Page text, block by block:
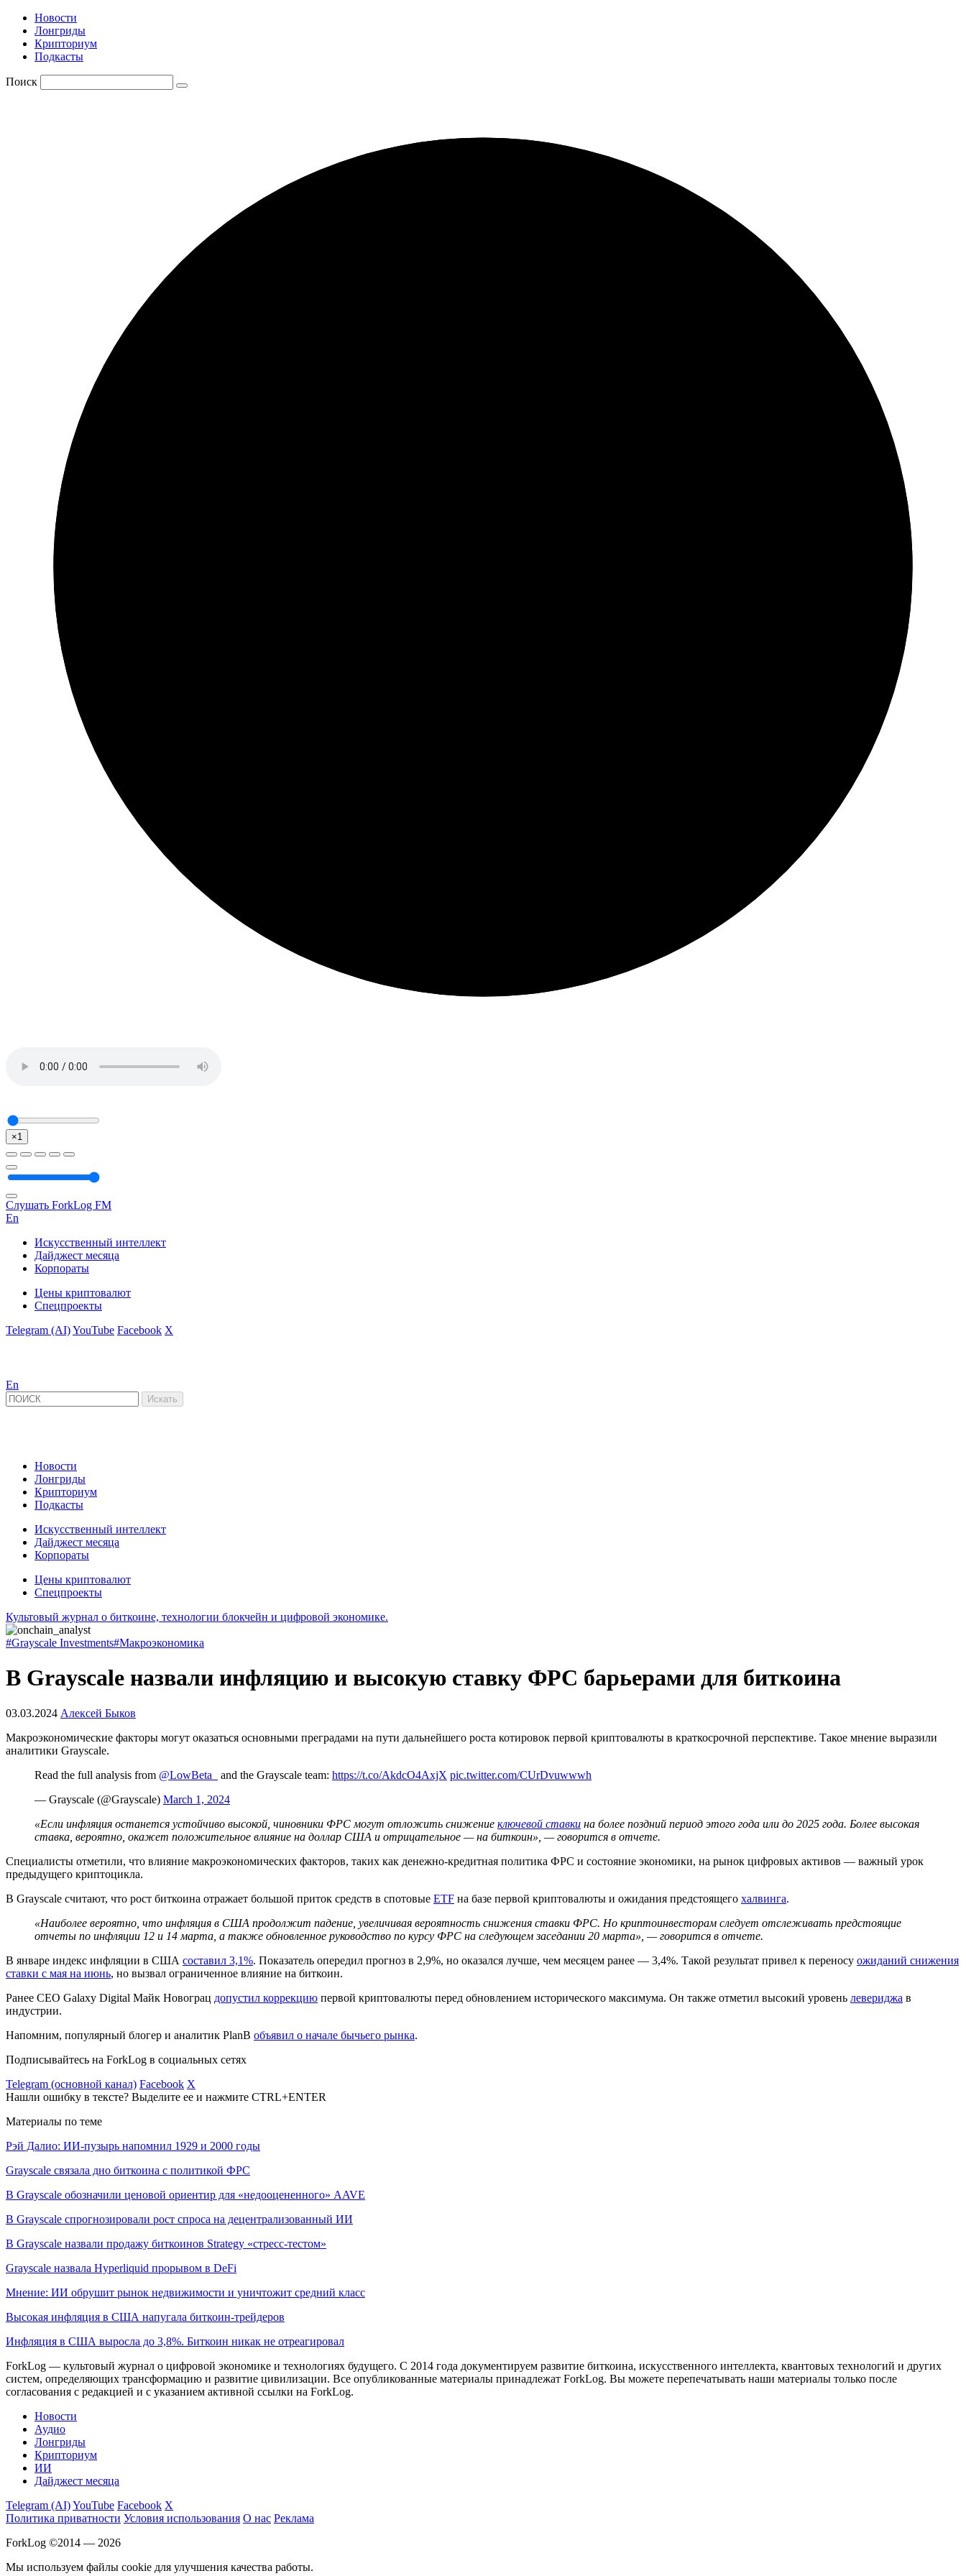
Новости
Лонгриды
Крипториум
Подкасты
Поиск
×1
Слушать ForkLog FM
En
Искусственный интеллект
Дайджест месяца
Корпораты
Цены криптовалют
Спецпроекты
Telegram (AI)YouTube Facebook X
En
Новости
Лонгриды
Крипториум
Подкасты
Искусственный интеллект
Дайджест месяца
Корпораты
Цены криптовалют
Спецпроекты
Культовый журнал о биткоине, технологии блокчейн и цифровой экономике.
#Grayscale Investments#Макроэкономика
В Grayscale назвали инфляцию и высокую ставку ФРС барьерами для биткоина
03.03.2024 Алексей Быков
Макроэкономические факторы могут оказаться основными преградами на пути дальнейшего роста котировок первой криптовалюты в краткосрочной перспективе. Такое мнение выразили
аналитики Grayscale.
Read the full analysis from @LowBeta_ and the Grayscale team: https://t.co/AkdcO4AxjX pic.twitter.com/CUrDvuwwwh
— Grayscale (@Grayscale) March 1, 2024
«Если инфляция останется устойчиво высокой, чиновники ФРС могут отложить снижение ключевой ставки на более поздний период этого года или до 2025 года. Более высокая
ставка, вероятно, окажет положительное влияние на доллар США и отрицательное — на биткоин», — говорится в отчете.
Специалисты отметили, что влияние макроэкономических факторов, таких как денежно-кредитная политика ФРС и состояние экономики, на рынок цифровых активов — важный урок
предыдущего криптоцикла.
В Grayscale считают, что рост биткоина отражает большой приток средств в спотовые ETF на базе первой криптовалюты и ожидания предстоящего халвинга.
«Наиболее вероятно, что инфляция в США продолжит падение, увеличивая вероятность снижения ставки ФРС. Но криптоинвесторам следует отслеживать предстоящие
отчеты по инфляции 12 и 14 марта, а также обновленное руководство по курсу ФРС на следующем заседании 20 марта», — говорится в отчете.
В январе индекс инфляции в США составил 3,1%. Показатель опередил прогноз в 2,9%, но оказался лучше, чем месяцем ранее — 3,4%. Такой результат привел к переносу ожиданий снижения
ставки с мая на июнь, но вызвал ограниченное влияние на биткоин.
Ранее CEO Galaxy Digital Майк Новограц допустил коррекцию первой криптовалюты перед обновлением исторического максимума. Он также отметил высокий уровень левериджа в
индустрии.
Напомним, популярный блогер и аналитик PlanB объявил о начале бычьего рынка.
Подписывайтесь на ForkLog в социальных сетях
Telegram (основной канал) Facebook X
Нашли ошибку в тексте? Выделите ее и нажмите CTRL+ENTER
Материалы по теме
Рэй Далио: ИИ-пузырь напомнил 1929 и 2000 годы
Grayscale связала дно биткоина с политикой ФРС
В Grayscale обозначили ценовой ориентир для «недооцененного» AAVE
В Grayscale спрогнозировали рост спроса на децентрализованный ИИ
В Grayscale назвали продажу биткоинов Strategy «стресс-тестом»
Grayscale назвала Hyperliquid прорывом в DeFi
Мнение: ИИ обрушит рынок недвижимости и уничтожит средний класс
Высокая инфляция в США напугала биткоин-трейдеров
Инфляция в США выросла до 3,8%. Биткоин никак не отреагировал
ForkLog — культовый журнал о цифровой экономике и технологиях будущего. С 2014 года документируем развитие биткоина, искусственного интеллекта, квантовых технологий и других
систем, определяющих трансформацию и развитие цивилизации. Все опубликованные материалы принадлежат ForkLog. Вы можете перепечатывать наши материалы только после
согласования с редакцией и с указанием активной ссылки на ForkLog.
Новости
Аудио
Лонгриды
Крипториум
ИИ
Дайджест месяца
Telegram (AI)YouTube Facebook X
Политика приватности Условия использования О нас Реклама
ForkLog ©2014 — 2026
Мы используем файлы cookie для улучшения качества работы.